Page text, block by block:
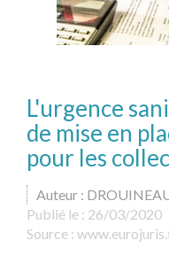
L'urgence
de mise en
pour les
Auteur :
Publié le : 26/03/2020
Source :